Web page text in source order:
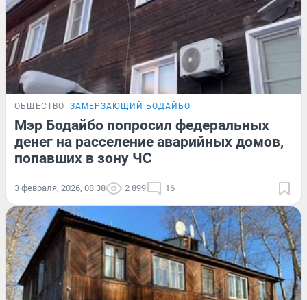
ОБЩЕСТВО ЗАМЕРЗАЮЩИЙ БОДАЙБО
Мэр Бодайбо попросил федеральных
денег на расселение аварийных домов,
попавших в зону ЧС
3 февраля, 2026, 08:38 2 899 16